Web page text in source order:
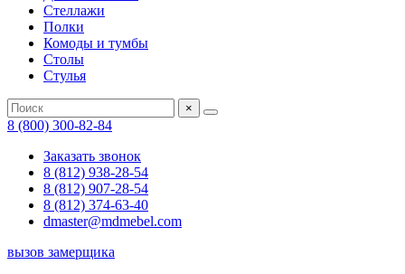
Стеллажи
Полки
Комоды и тумбы
Столы
Стулья
×
8 (800) 300-82-84
Заказать звонок
8 (812) 938-28-54
8 (812) 907-28-54
8 (812) 374-63-40
dmaster@mdmebel.com
вызов замерщика